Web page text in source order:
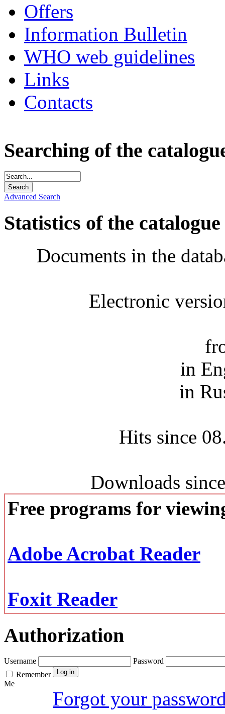
Offers
Information Bulletin
WHO web guidelines
Links
Contacts
Searching of the
Advanced Search
Statistics of the catalogue
Documents in the
Electronic
in
in
Hits since
Downloads
Free programs for
Adobe Acrobat Reader
Foxit Reader
Authorization
Username
Password
Remember
Me
Forgot your